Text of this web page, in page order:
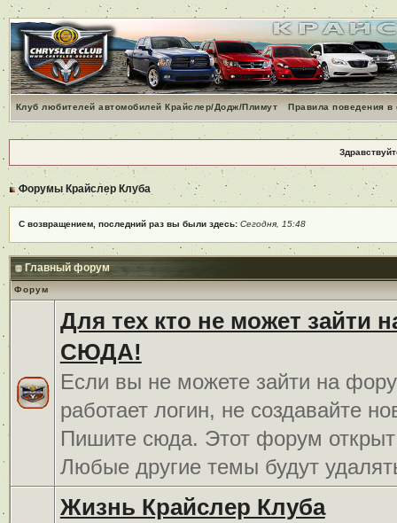
Клуб любителей автомобилей Крайслер/Додж/Плимут Правила поведения
Форумы Крайслер Клуба
С возвращением, последний раз вы были здесь: Сегодня, 15:48
Главный форум
Форум
Для тех кто не может зайти
СЮДА!
Если вы не можете зайти на
работает логин, не создавайте
Пишите сюда. Этот форум открыт
Любые другие темы будут
Жизнь Крайслер Клуба